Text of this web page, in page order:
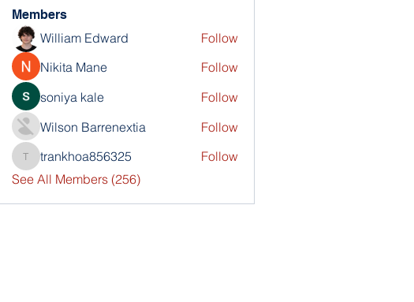
Members
William Edward
Follow
Nikita Mane
Follow
soniya kale
Follow
Wilson Barrenextia
Follow
trankhoa856325
trankhoa856325
Follow
See All Members (256)